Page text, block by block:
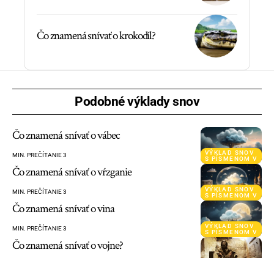
Čo znamená snívať o krokodíl?
Podobné výklady snov
VÝKLAD SNOV
S PÍSMENOM V
Čo znamená snívať o vábec
MIN. PREČÍTANIE 3
VÝKLAD SNOV
S PÍSMENOM V
Čo znamená snívať o vŕzganie
MIN. PREČÍTANIE 3
VÝKLAD SNOV
S PÍSMENOM V
Čo znamená snívať o vina
MIN. PREČÍTANIE 3
Čo znamená snívať o vojne?